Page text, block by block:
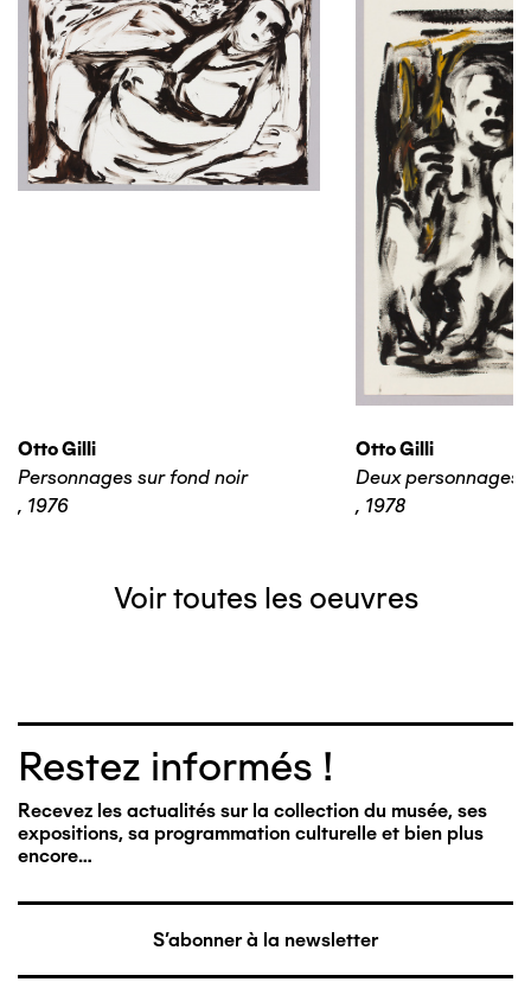
Otto Gilli
Personnages sur fond noir
, 1976
Otto Gilli
Deux personnages
, 1978
Voir toutes les oeuvres
Restez informés !
Recevez les actualités sur la collection du musée, ses
expositions, sa programmation culturelle et bien plus
encore…
S'abonner à la newsletter